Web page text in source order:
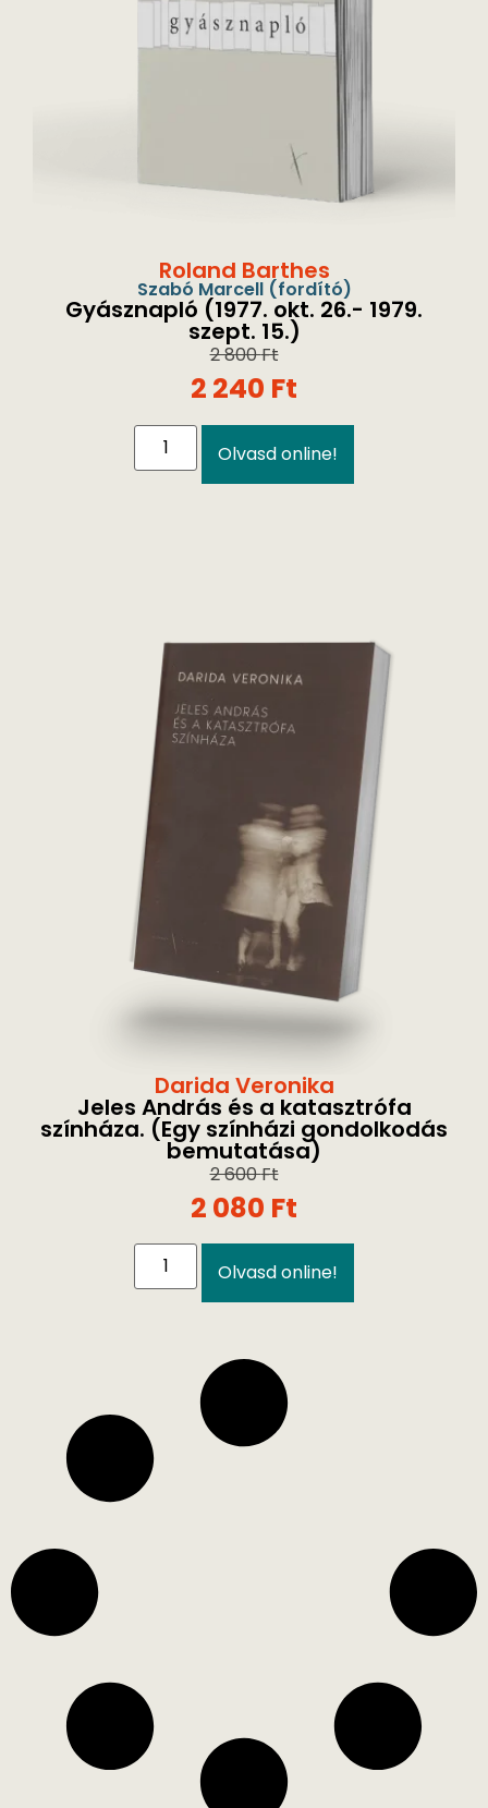
Roland Barthes
Szabó Marcell(fordító)
Gyásznapló (1977. okt. 26.- 1979.
szept. 15.)
2 800Ft
2 240 Ft
Olvasd online!
Darida Veronika
Jeles András és a katasztrófa
színháza. (Egy színházi gondolkodás
bemutatása)
2 600Ft
2 080 Ft
Olvasd online!